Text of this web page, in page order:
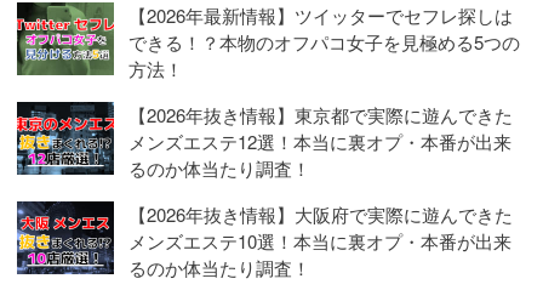
【2026年最新情報】ツイッターでセフレ探しは
できる！？本物のオフパコ女子を見極める5つの
方法！
【2026年抜き情報】東京都で実際に遊んできた
メンズエステ12選！本当に裏オプ・本番が出来
るのか体当たり調査！
【2026年抜き情報】大阪府で実際に遊んできた
メンズエステ10選！本当に裏オプ・本番が出来
るのか体当たり調査！